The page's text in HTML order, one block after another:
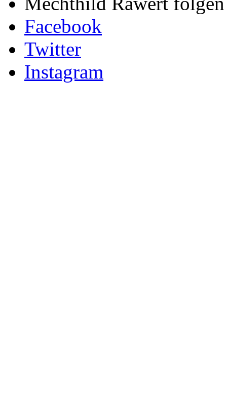
Facebook
Twitter
Instagram